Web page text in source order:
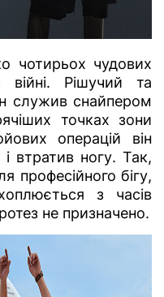
чотирьох чудових
Рішучий та
служив снайпером
точках зони
операцій він
втратив ногу. Так,
професійного бігу,
з часів
не призначено.